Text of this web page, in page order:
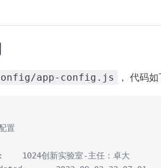
app-config.js ， 代码如
置
1024创新实验室-主任：卓大